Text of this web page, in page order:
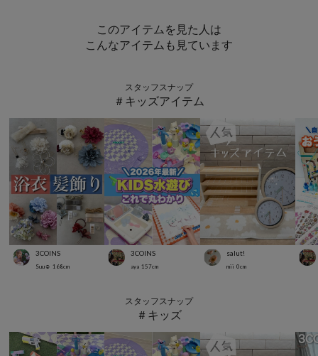
このアイテムを見た人は
こんなアイテムも見ています
スタッフスナップ
＃キッズアイテム
3COINS
Suu☺︎ 168cm
3COINS
aya 157cm
salut!
mii 0cm
スタッフスナップ
＃キッズ